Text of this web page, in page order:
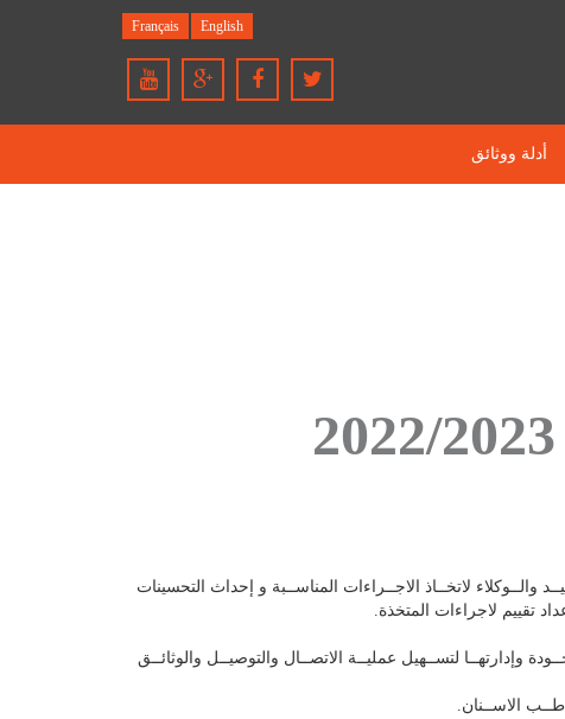
English
Français
أدلة ووثائق
والــوكلاء لاتخــاذ الاجــراءات المناســبة و إحداث التحسينات
تقييم لاجراءات المتخذة.
لتســهيل عمليــة الاتصــال والتوصيــل والوثائــق
طــب الاســنان.